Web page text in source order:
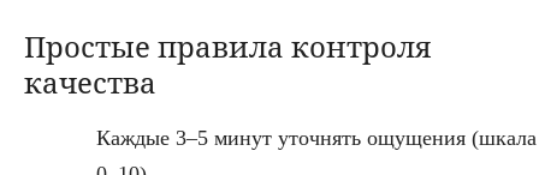
Простые правила контроля
качества
Каждые 3–5 минут уточнять ощущения (шкала